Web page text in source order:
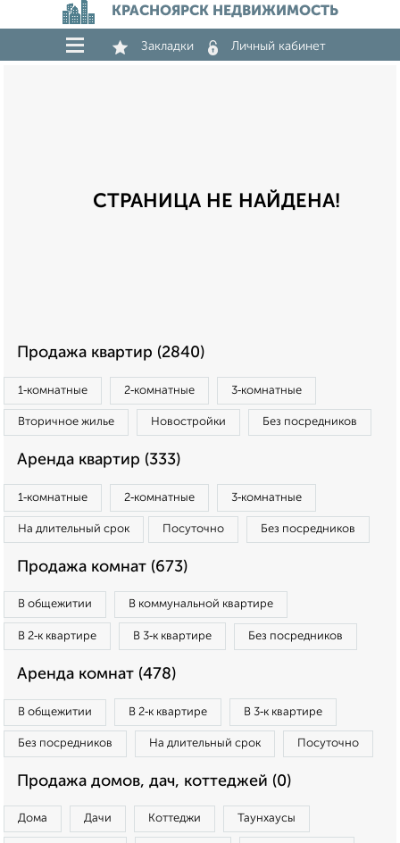
КРАСНОЯРСК НЕДВИЖИМОСТЬ
Закладки Личный кабинет
СТРАНИЦА НЕ НАЙДЕНА!
Продажа квартир (2840)
1‑комнатные 2‑комнатные 3‑комнатные
Вторичное жилье Новостройки Без посредников
Аренда квартир (333)
1‑комнатные 2‑комнатные 3‑комнатные
На длительный срок Посуточно Без посредников
Продажа комнат (673)
В общежитии В коммунальной квартире
В 2‑к квартире В 3‑к квартире Без посредников
Аренда комнат (478)
В общежитии В 2‑к квартире В 3‑к квартире
Без посредников На длительный срок Посуточно
Продажа домов, дач, коттеджей (0)
Дома Дачи Коттеджи Таунхаусы